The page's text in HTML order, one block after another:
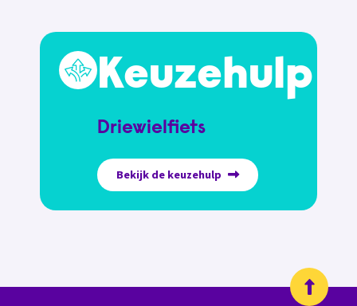
Keuzehulp
Driewielfiets
Bekijk de keuzehulp